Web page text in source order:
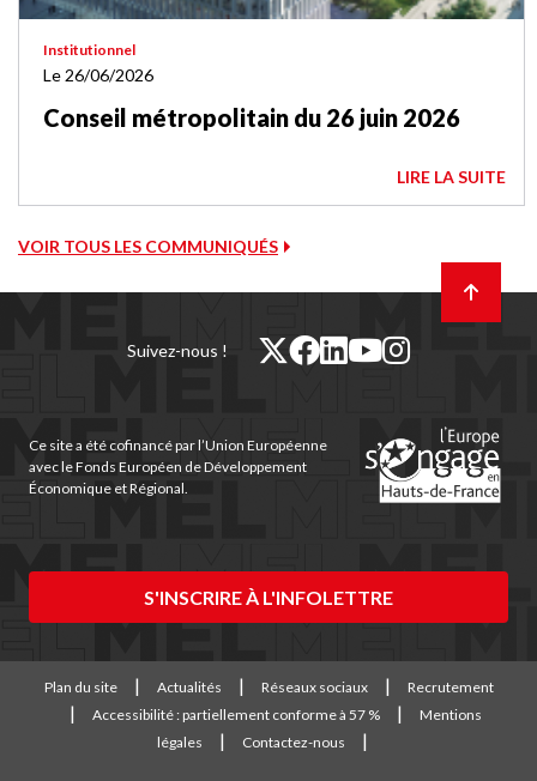
VOIR TOUS LES COMMUNIQUÉS
Institutionnel
Le 26/06/2026
Conseil métropolitain du 26 juin 2026
LIRE LA SUITE
Suivez-nous !
twitter
facebook
linkedin
fenêtre)
youtube
fenêtre)
instagram
fenêtre)
Ce site a été cofinancé par l’Union Européenne
avec le Fonds Européen de Développement
Économique et Régional.
S'INSCRIRE À L'INFOLETTRE
en
haut
Plan du site Actualités Réseaux sociaux
Recrutement
Accessibilité : partiellement conforme à 57 %
Mentions
légales
Contactez-nous